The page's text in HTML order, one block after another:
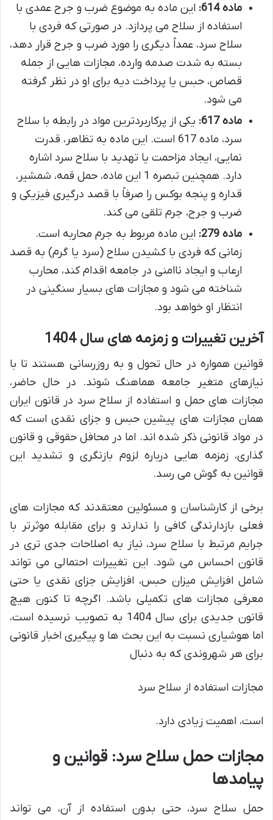
ماده 614:
این ماده به موضوع ضرب و جرح عمدی با
استفاده از سلاح می پردازد. در صورتی که فردی با
سلاح سرد، عمداً دیگری را مورد ضرب و جرح قرار دهد،
بسته به شدت صدمه وارده، مجازات هایی از جمله
قصاص، حبس یا پرداخت دیه برای او در نظر گرفته
می شود.
ماده 617:
یکی از پرکاربردترین مواد در رابطه با سلاح
سرد، ماده 617 است. این ماده به تظاهر، قدرت
نمایی، ایجاد مزاحمت یا تهدید با سلاح سرد اشاره
دارد. همچنین تبصره 1 این ماده، حمل قمه، شمشیر،
قداره و پنجه بوکس را صرفاً با قصد درگیری فیزیکی و
ضرب و جرح، جرم تلقی می کند.
ماده 279:
این ماده مربوط به جرم محاربه است.
زمانی که فردی با کشیدن سلاح (سرد یا گرم) به قصد
ارعاب و ایجاد ناامنی در جامعه اقدام کند، محارب
شناخته می شود و مجازات های بسیار سنگینی در
انتظار او خواهد بود.
آخرین تغییرات و زمزمه های سال 1404
قوانین همواره در حال تحول و به روزرسانی هستند تا با
نیازهای متغیر جامعه هماهنگ شوند. در حال حاضر،
مجازات های حمل و استفاده از سلاح سرد در قانون ایران
همان مجازات های پیشین حبس و جزای نقدی است که
در مواد قانونی ذکر شده اند. اما در محافل حقوقی و قانون
گذاری، زمزمه هایی درباره لزوم بازنگری و تشدید این
قوانین به گوش می رسد.
برخی از کارشناسان و مسئولین معتقدند که مجازات های
فعلی بازدارندگی کافی را ندارند و برای مقابله موثرتر با
جرایم مرتبط با سلاح سرد، نیاز به اصلاحات جدی تری در
قانون احساس می شود. این تغییرات احتمالی می تواند
شامل افزایش میزان حبس، افزایش جزای نقدی یا حتی
معرفی مجازات های تکمیلی باشد. اگرچه تا کنون هیچ
قانون جدیدی برای سال 1404 به تصویب نرسیده است،
اما هوشیاری نسبت به این بحث ها و پیگیری اخبار قانونی
برای هر شهروندی که به دنبال
مجازات استفاده از سلاح سرد
است، اهمیت زیادی دارد.
مجازات حمل سلاح سرد: قوانین و
پیامدها
حمل سلاح سرد، حتی بدون استفاده از آن، می تواند